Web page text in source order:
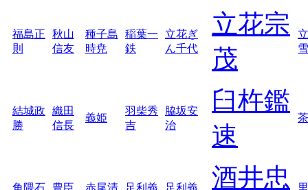
福島正
則
秋山
信友
種子島
時尭
稲葉一
鉄
立花ぎ
ん千代
立花宗
茂
雪
結城政
勝
織田
信長
義姫
羽柴秀
吉
脇坂安
治
臼杵鑑
速
酒井忠